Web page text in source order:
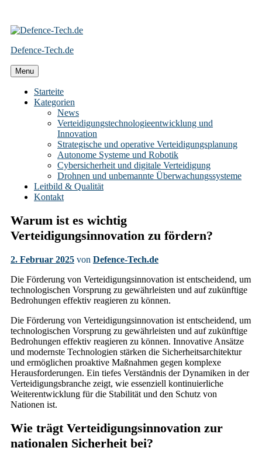
Skip
content
Defence-Tech.de
Menu
Starteite
Kategorien
News
Verteidigungstechnologieentwicklung und
Innovation
Strategische und operative Verteidigungsplanung
Autonome Systeme und Robotik
Cybersicherheit und digitale Verteidigung
Drohnen und unbemannte Überwachungssysteme
Leitbild & Qualität
Kontakt
Warum ist es wichtig
Verteidigungsinnovation zu fördern?
2. Februar 2025 von Defence-Tech.de
Die Förderung von Verteidigungsinnovation ist entscheidend, um
technologischen Vorsprung zu gewährleisten und auf zukünftige
Bedrohungen effektiv reagieren zu können.
Die Förderung von Verteidigungsinnovation ist entscheidend, um
technologischen Vorsprung zu gewährleisten und auf zukünftige
Bedrohungen effektiv reagieren zu können. Innovative Ansätze
und modernste Technologien stärken die Sicherheitsarchitektur
und ermöglichen proaktive Maßnahmen gegen komplexe
Herausforderungen. Ein tiefes Verständnis der Dynamiken in der
Verteidigungsbranche zeigt, wie essenziell kontinuierliche
Weiterentwicklung für die Stabilität und den Schutz von
Nationen ist.
Wie trägt Verteidigungsinnovation zur
nationalen Sicherheit bei?